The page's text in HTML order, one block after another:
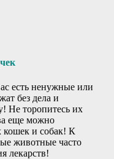
есть ненужные или
без дела и
Не торопитесь их
еще можно
кошек и собак! К
животные часто
лекарств!